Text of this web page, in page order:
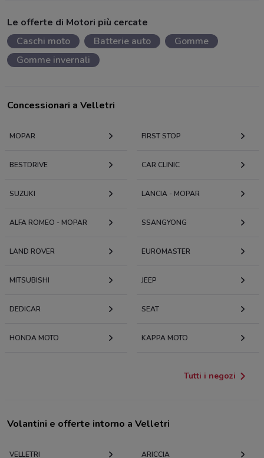
Le offerte di Motori più cercate
Caschi moto
Batterie auto
Gomme
Gomme invernali
Concessionari a Velletri
MOPAR FIRST STOP
BESTDRIVE CAR CLINIC
SUZUKI LANCIA - MOPAR
ALFA ROMEO - MOPAR SSANGYONG
LAND ROVER EUROMASTER
MITSUBISHI JEEP
DEDICAR SEAT
HONDA MOTO KAPPA MOTO
Tutti i negozi
Volantini e offerte intorno a Velletri
VELLETRI ARICCIA